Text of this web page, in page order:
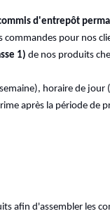
d'entrepôt
commandes pour nos
1) de nos produits
horaire de jour
après la période
afin d'assembler les